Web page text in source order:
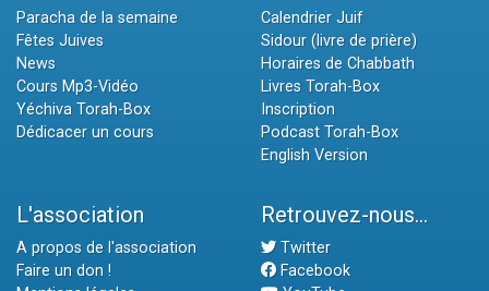
Paracha de la semaine
Fêtes Juives
News
Cours Mp3-Vidéo
Yéchiva Torah-Box
Dédicacer un cours
Calendrier Juif
Sidour (livre de prière)
Horaires de Chabbath
Livres Torah-Box
Inscription
Podcast Torah-Box
English Version
L'association
A propos de l'association
Faire un don !
Retrouvez-nous...
Twitter
Facebook